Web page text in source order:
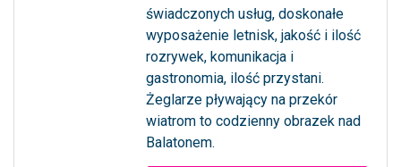
świadczonych usług, doskonałe
wyposażenie letnisk, jakość i ilość
rozrywek, komunikacja i
gastronomia, ilość przystani.
Żeglarze pływający na przekór
wiatrom to codzienny obrazek nad
Balatonem.